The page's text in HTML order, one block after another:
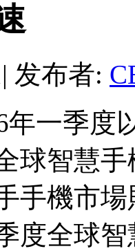
| 发布者:
季度以
球智慧
手機市
度全球